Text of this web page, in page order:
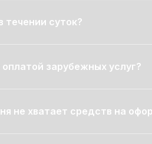
течении суток?
зарубежных услуг?
не хватает средств на